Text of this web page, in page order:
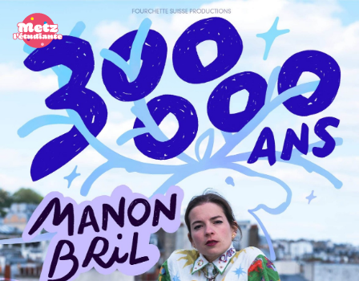
Panneau de gestion des cookies